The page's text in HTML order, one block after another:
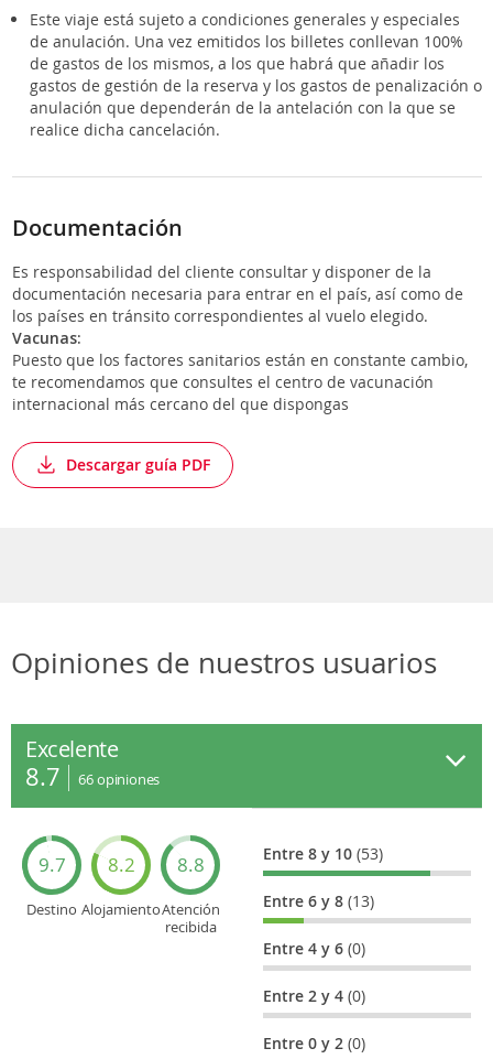
Este viaje está sujeto a condiciones generales y especiales
de anulación. Una vez emitidos los billetes conllevan 100%
de gastos de los mismos, a los que habrá que añadir los
gastos de gestión de la reserva y los gastos de penalización o
anulación que dependerán de la antelación con la que se
realice dicha cancelación.
Documentación
Es responsabilidad del cliente consultar y disponer de la
documentación necesaria para entrar en el país, así como de
los países en tránsito correspondientes al vuelo elegido.
Vacunas:
Puesto que los factores sanitarios están en constante cambio,
te recomendamos que consultes el centro de vacunación
internacional más cercano del que dispongas
Descargar guía PDF
Opiniones de nuestros usuarios
Excelente
8.7 66opiniones
9.7
Destino
8.2
Alojamiento
8.8
Atención
recibida
Entre 8 y 10(53)
Entre 6 y 8(13)
Entre 4 y 6(0)
Entre 2 y 4(0)
Entre 0 y 2(0)